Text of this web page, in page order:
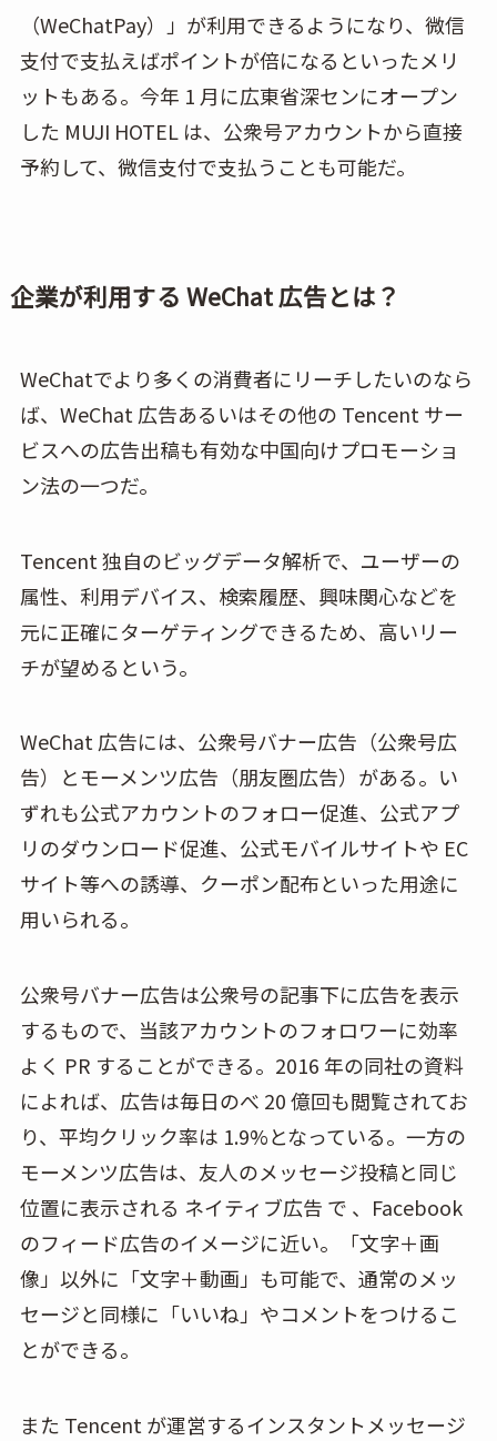
（WeChatPay）」が利用できるようになり、微信
支付で支払えばポイントが倍になるといったメリ
ットもある。今年 1 月に広東省深センにオープン
した MUJI HOTEL は、公衆号アカウントから直接
予約して、微信支付で支払うことも可能だ。
企業が利用する WeChat 広告とは？
WeChatでより多くの消費者にリーチしたいのなら
ば、WeChat 広告あるいはその他の Tencent サー
ビスへの広告出稿も有効な中国向けプロモーショ
ン法の一つだ。
Tencent 独自のビッグデータ解析で、ユーザーの
属性、利用デバイス、検索履歴、興味関心などを
元に正確にターゲティングできるため、高いリー
チが望めるという。
WeChat 広告には、公衆号バナー広告（公衆号広
告）とモーメンツ広告（朋友圏広告）がある。い
ずれも公式アカウントのフォロー促進、公式アプ
リのダウンロード促進、公式モバイルサイトや EC
サイト等への誘導、クーポン配布といった用途に
用いられる。
公衆号バナー広告は公衆号の記事下に広告を表示
するもので、当該アカウントのフォロワーに効率
よく PR することができる。2016 年の同社の資料
によれば、広告は毎日のべ 20 億回も閲覧されてお
り、平均クリック率は 1.9%となっている。一方の
モーメンツ広告は、友人のメッセージ投稿と同じ
位置に表示される ネイティブ広告 で 、Facebook
のフィード広告のイメージに近い。「文字＋画
像」以外に「文字＋動画」も可能で、通常のメッ
セージと同様に「いいね」やコメントをつけるこ
とができる。
また Tencent が運営するインスタントメッセージ